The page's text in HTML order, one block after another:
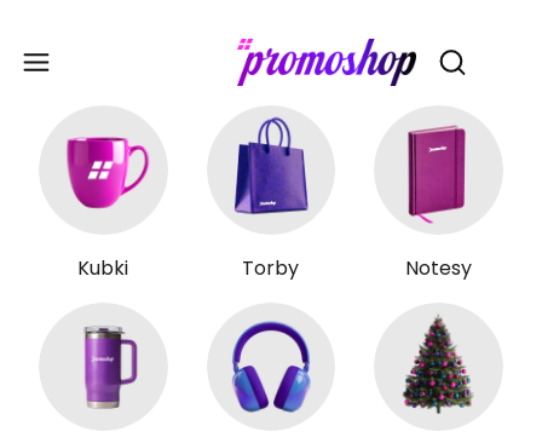
Otwórz
Kubki Torby Notesy